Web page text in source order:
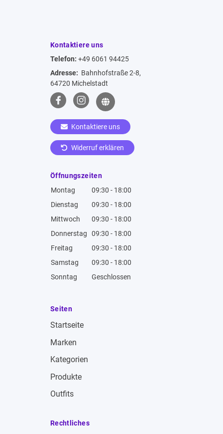
Kontaktiere uns
Telefon: +49 6061 94425
Adresse: Bahnhofstraße 2-8,
64720 Michelstadt
Kontaktiere uns
Widerruf erklären
Öffnungszeiten
Montag
09:30 - 18:00
Dienstag
09:30 - 18:00
Mittwoch
09:30 - 18:00
Donnerstag
09:30 - 18:00
Freitag
09:30 - 18:00
Samstag
09:30 - 18:00
Sonntag
Geschlossen
Seiten
Startseite
Marken
Kategorien
Produkte
Outfits
Rechtliches